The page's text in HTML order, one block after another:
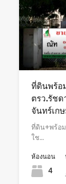
ที่ดินพร้อ
ตรว.รัช
จันทร์เก
ที่ดิน+พร้อ
ใช...
ห้องนอน
4